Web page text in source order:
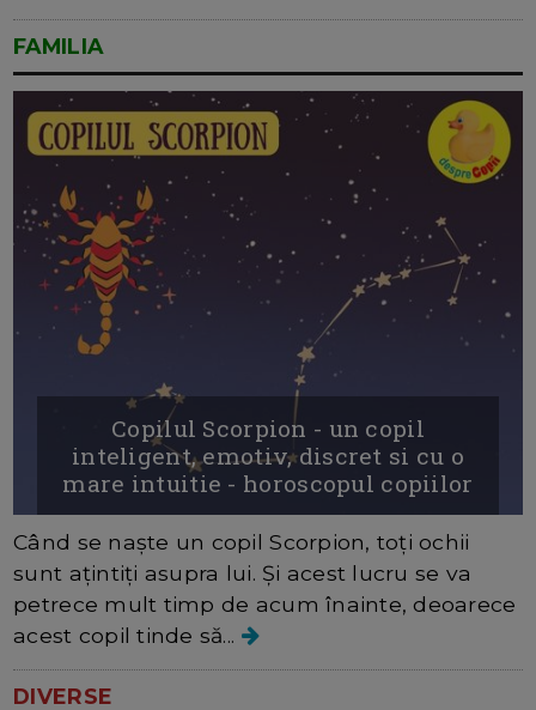
FAMILIA
Copilul Scorpion - un copil
inteligent, emotiv, discret si cu o
mare intuitie - horoscopul copiilor
Când se naște un copil Scorpion, toți ochii
sunt ațintiți asupra lui. Și acest lucru se va
petrece mult timp de acum înainte, deoarece
acest copil tinde să...
DIVERSE